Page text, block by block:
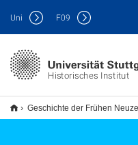
Historisches Institut
Uni F09
Geschichte der Frühen